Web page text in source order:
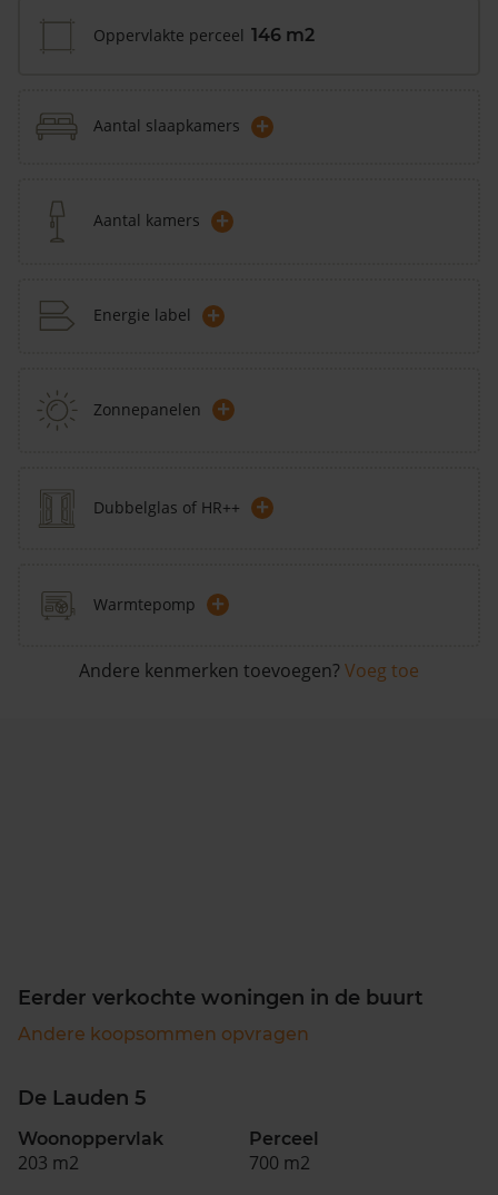
Oppervlakte perceel 146 m2
Aantal slaapkamers +
Aantal kamers +
Energie label +
Zonnepanelen +
Dubbelglas of HR++ +
Warmtepomp +
Andere kenmerken toevoegen? Voeg toe
Eerder verkochte woningen in de buurt
Andere koopsommen opvragen
De Lauden 5
Woonoppervlak
203 m2
Perceel
700 m2